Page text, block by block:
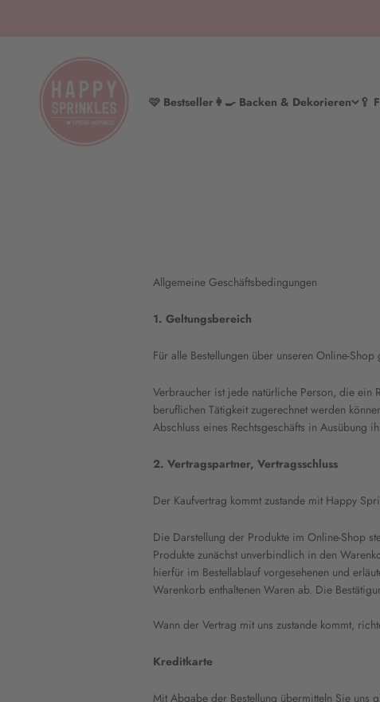
🩷 Bestseller👩‍🍳 Backen & Dekorieren 🥄
HAPPY SPRINKLES | D2C
Allgemeine Geschäftsbedingungen
1. Geltungsbereich
Für alle Bestellungen über unseren Online-
Verbraucher ist jede natürliche Person, die ein
beruflichen Tätigkeit zugerechnet werden
Abschluss eines Rechtsgeschäfts in Ausübung
2. Vertragspartner, Vertragsschluss
Der Kaufvertrag kommt zustande mit Happy
Die Darstellung der Produkte im Online-Shop
Produkte zunächst unverbindlich in den
hierfür im Bestellablauf vorgesehenen und
Warenkorb enthaltenen Waren ab. Die
Wann der Vertrag mit uns zustande kommt,
Kreditkarte
Mit Abgabe der Bestellung übermitteln Sie uns